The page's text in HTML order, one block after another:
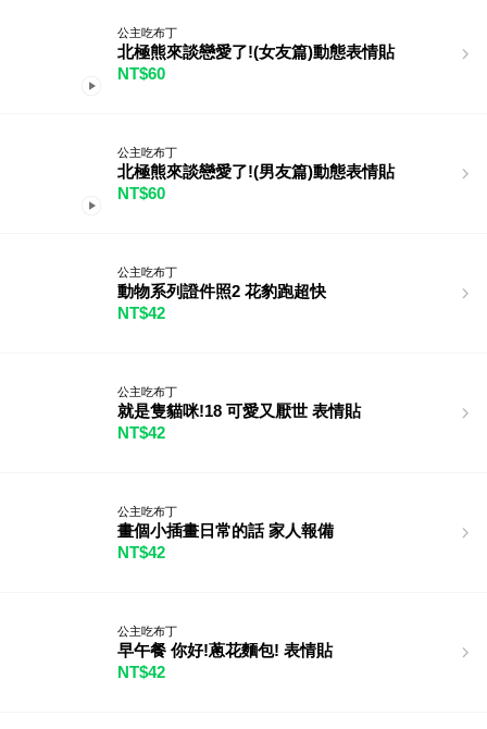
公主吃布丁
北極熊來談戀愛了!(女友篇)動態表情貼
NT$60
公主吃布丁
北極熊來談戀愛了!(男友篇)動態表情貼
NT$60
公主吃布丁
動物系列證件照2 花豹跑超快
NT$42
公主吃布丁
就是隻貓咪!18 可愛又厭世 表情貼
NT$42
公主吃布丁
畫個小插畫日常的話 家人報備
NT$42
公主吃布丁
早午餐 你好!蔥花麵包! 表情貼
NT$42